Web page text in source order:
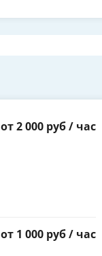
от 2 000 руб / час
от 1 000 руб / час